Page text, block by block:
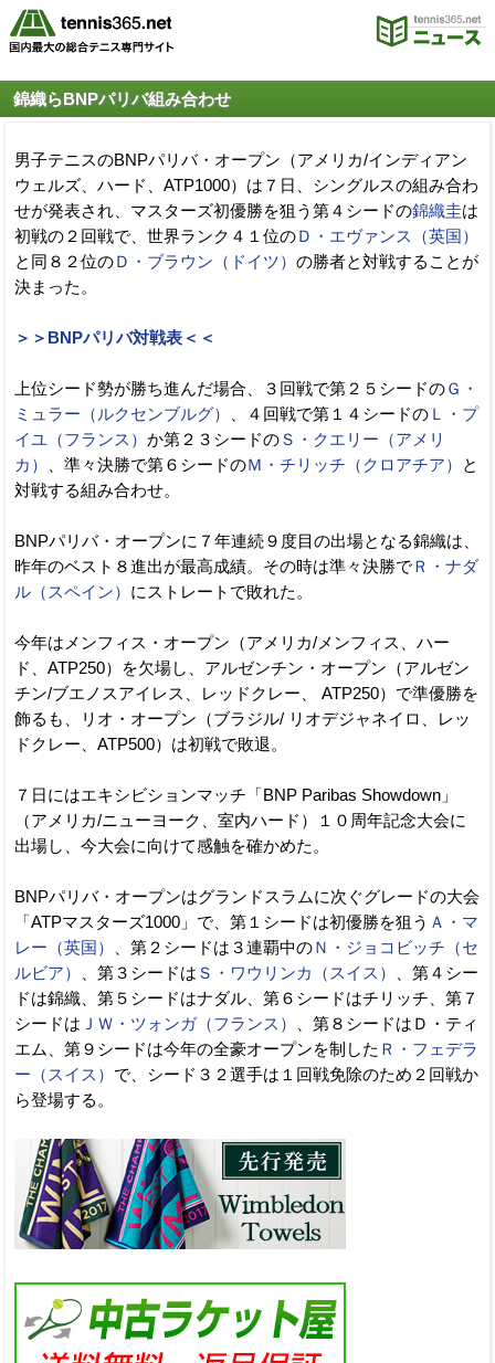
錦織らBNPパリバ組み合わせ
男子テニスのBNPパリバ・オープン（アメリカ/インディアン
ウェルズ、ハード、ATP1000）は７日、シングルスの組み合わ
せが発表され、マスターズ初優勝を狙う第４シードの錦織圭は
初戦の２回戦で、世界ランク４１位のＤ・エヴァンス（英国）
と同８２位のＤ・ブラウン（ドイツ） の勝者と対戦することが
決まった。
＞＞BNPパリバ対戦表＜＜
上位シード勢が勝ち進んだ場合、３回戦で第２５シードのＧ・
ミュラー（ルクセンブルグ）
、４回戦で第１４シードの Ｌ・プ
イユ（フランス） か第２３シードのＳ・クエリー（アメリ
カ）
、準々決勝で第６シードのＭ・チリッチ（クロアチア）
と
対戦する組み合わせ。
BNPパリバ・オープンに７年連続９度目の出場となる錦織は、
昨年のベスト８進出が最高成績。その時は準々決勝でＲ・ナダ
ル（スペイン） にストレートで敗れた。
今年はメンフィス・オープン（アメリカ/メンフィス、ハー
ド、ATP250）を欠場し、アルゼンチン・オープン（アルゼン
チン/ブエノスアイレス、レッドクレー、 ATP250）で準優勝を
飾るも、リオ・オープン（ブラジル/ リオデジャネイロ、レッ
ドクレー、ATP500）は初戦で敗退。
７日にはエキシビションマッチ「BNP Paribas Showdown」
（アメリカ/ニューヨーク、室内ハード）１０周年記念大会に
出場し、今大会に向けて感触を確かめた。
BNPパリバ・オープンはグランドスラムに次ぐグレードの大会
「ATPマスターズ1000」で、第１シードは初優勝を狙う Ａ・マ
レー（英国）
、第２シードは３連覇中のＮ・ジョコビッチ（セ
ルビア）
、第３シードは Ｓ・ワウリンカ（スイス）
、第４シー
ドは錦織、第５シードはナダル、第６シードはチリッチ、第７
シードは ＪＷ・ツォンガ（フランス）
、第８シードはＤ・ティ
エム、第９シードは今年の全豪オープンを制した Ｒ・フェデラ
ー（スイス） で、シード３２選手は１回戦免除のため２回戦か
ら登場する。